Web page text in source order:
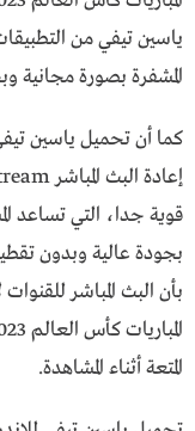
ياسين تيفي من
المشفرة بصورة مجانية
بجودة عالية وبدون
بأن البث المباشر
المتعة أثناء المشاهدة.